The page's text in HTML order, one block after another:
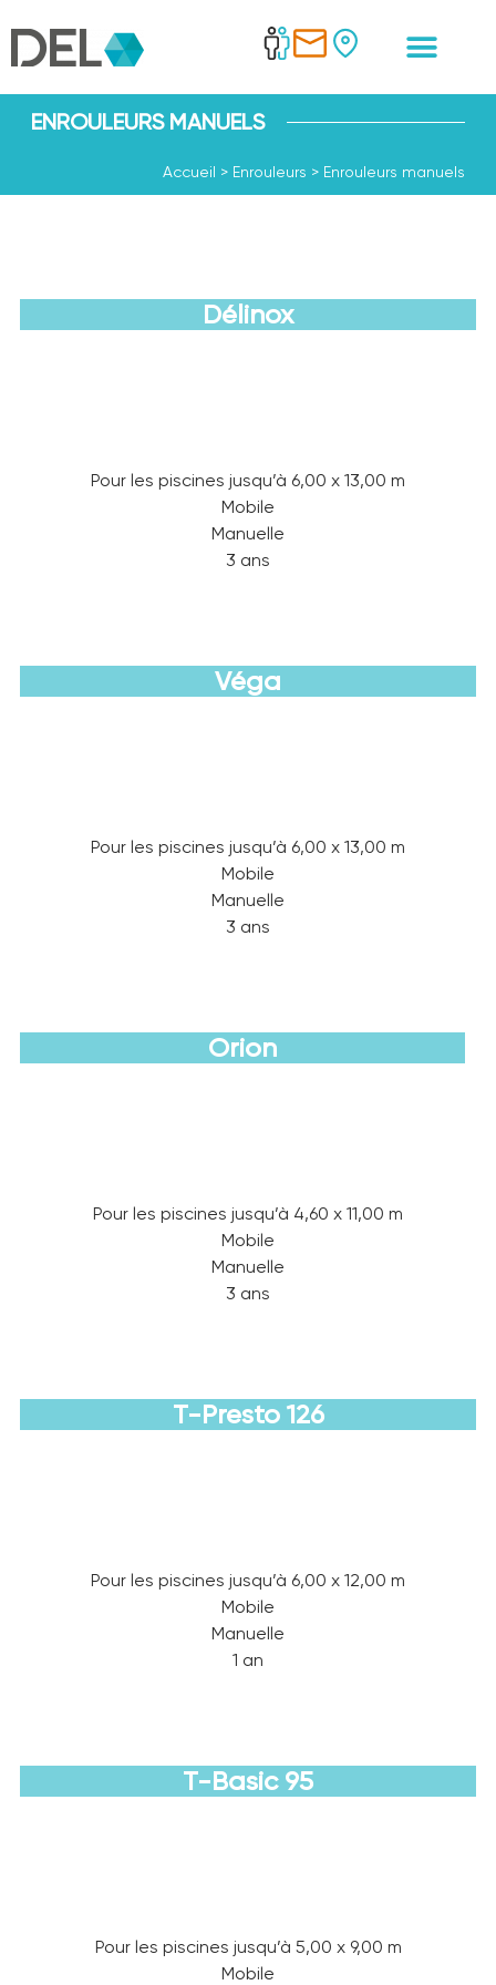
ENROULEURS MANUELS
Accueil > Enrouleurs > Enrouleurs manuels
Délinox
Pour les piscines jusqu’à 6,00 x 13,00 m
Mobile
Manuelle
3 ans
Véga
Pour les piscines jusqu’à 6,00 x 13,00 m
Mobile
Manuelle
3 ans
Orion
Pour les piscines jusqu’à 4,60 x 11,00 m
Mobile
Manuelle
3 ans
T-Presto 126
Pour les piscines jusqu’à 6,00 x 12,00 m
Mobile
Manuelle
1 an
T-Basic 95
Pour les piscines jusqu’à 5,00 x 9,00 m
Mobile